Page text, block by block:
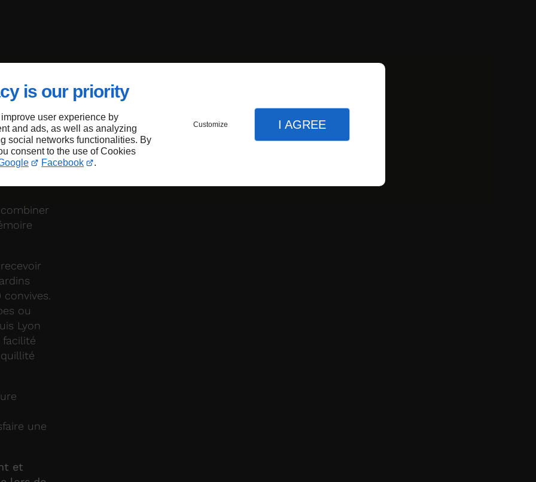
is our priority
user experience by
and ads, as well as analyzing
social networks functionalities. By
consent to the use of Cookies
Facebook .
Customize I AGREE
4
nous
de
bar,
ou
Lyon
facilité
une
et